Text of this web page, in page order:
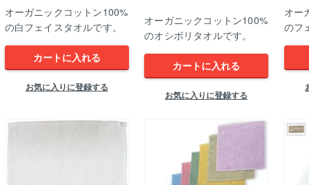
オーガニックコットン100%
の白フェイスタオルです。
カートに入れる
お気に入りに登録する
オーガニックコットン100%
のオシボリタオルです。
カートに入れる
お気に入りに登録する
オー
のフ